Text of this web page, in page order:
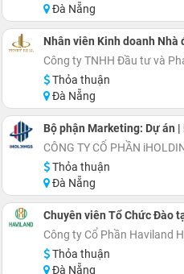
Đà Nẵng
Nhân viên Kinh doanh Nhà
Công ty TNHH Đầu tư và
Thỏa thuận
Đà Nẵng
Bộ phận Marketing: Dự án
CÔNG TY CỔ PHẦN
Thỏa thuận
Đà Nẵng
Chuyên viên Tổ Chức Đào
Công ty Cổ Phần Haviland
Thỏa thuận
Đà Nẵng